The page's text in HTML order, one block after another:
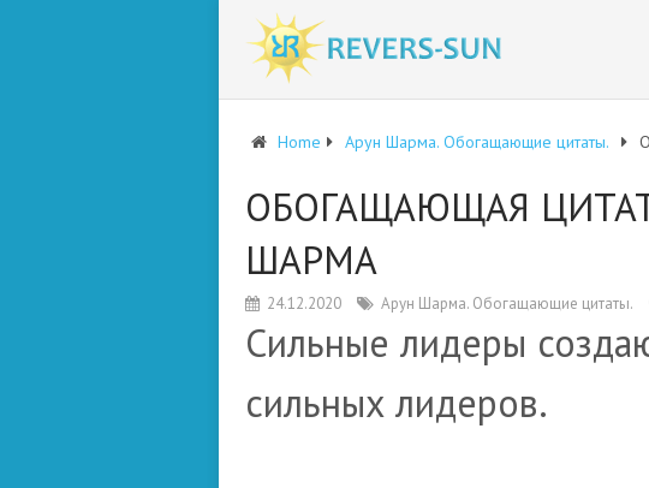
Home Арун Шарма. Обогащающие цитаты.
ОБОГАЩАЮЩАЯ
ШАРМА
24.12.2020 Арун Шарма. Обогащающие цитаты.
Сильные лидеры
сильных лидеров.